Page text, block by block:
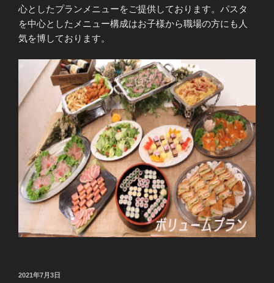
心としたプランメニューをご提供しております。パスタ
を中心としたメニュー構成はお子様から職場の方にも人
気を博しております。
投
2021年7月3日